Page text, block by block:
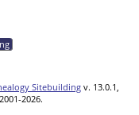
Sitebuildingv. 13.0.1,
2026.